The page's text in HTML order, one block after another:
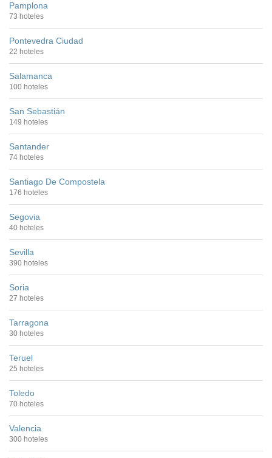
Pamplona
73 hoteles
Pontevedra Ciudad
22 hoteles
Salamanca
100 hoteles
San Sebastián
149 hoteles
Santander
74 hoteles
Santiago De Compostela
176 hoteles
Segovia
40 hoteles
Sevilla
390 hoteles
Soria
27 hoteles
Tarragona
30 hoteles
Teruel
25 hoteles
Toledo
70 hoteles
Valencia
300 hoteles